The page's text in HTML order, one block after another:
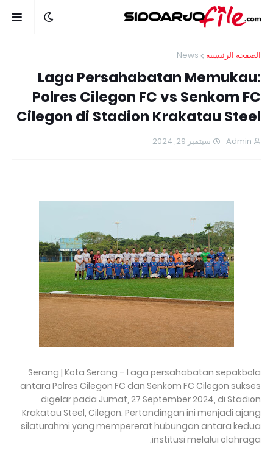
الصفحة الرئيسية News
Laga Persahabatan Memukau:
Polres Cilegon FC vs Senkom FC
Cilegon di Stadion Krakatau Steel
Admin سبتمبر 29, 2024
Serang | Kota Serang – Laga persahabatan sepakbola
antara Polres Cilegon FC dan Senkom FC Cilegon sukses
digelar pada Jumat, 27 September 2024, di Stadion
Krakatau Steel, Cilegon. Pertandingan ini menjadi ajang
silaturahmi yang mempererat hubungan antara kedua
institusi melalui olahraga.